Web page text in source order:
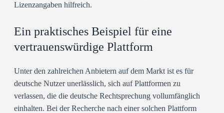
Lizenzangaben hilfreich.
Ein praktisches Beispiel für eine
vertrauenswürdige Plattform
Unter den zahlreichen Anbietern auf dem Markt ist es für
deutsche Nutzer unerlässlich, sich auf Plattformen zu
verlassen, die die deutsche Rechtsprechung vollumfänglich
einhalten. Bei der Recherche nach einer solchen Plattform